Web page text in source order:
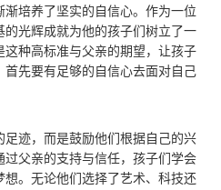
培养了坚实的自信心。作为一位
光辉成就为他的孩子们树立了一
种高标准与父亲的期望，让孩子
先要有足够的自信心去面对自己
迹，而是鼓励他们根据自己的兴
父亲的支持与信任，孩子们学会
。无论他们选择了艺术、科技还